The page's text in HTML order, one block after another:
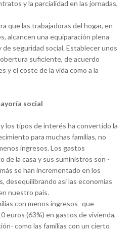
y la parcialidad en las jornadas,
que las trabajadoras del hogar, en
alcancen una equiparación plena
seguridad social. Establecer unos
suficiente, de acuerdo
y el coste de la vida como a la
social
los tipos de interés ha convertido la
para muchas familias, no
ingresos. Los gastos
de la casa y sus suministros son -
se han incrementado en los
desequilibrando así las economías
nuestro país.
con menos ingresos -que
euros (63%) en gastos de vivienda,
como las familias con un cierto